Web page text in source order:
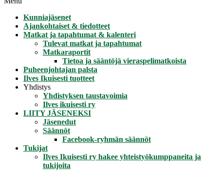
Kunniajäsenet
Ajankohtaiset & tiedotteet
Matkat ja tapahtumat & kalenteri
Tulevat matkat ja tapahtumat
Matkaraportit
Tietoa ja sääntöjä vieraspelimatkoista
Puheenjohtajan palsta
Ilves Ikuisesti tuotteet
Yhdistys
Yhdistyksen taustavoimia
Ilves ikuisesti ry
LIITY JÄSENEKSI
Jäsenedut
Säännöt
Facebook-ryhmän säännöt
Tukijat
Ilves Ikuisesti ry hakee yhteistyökumppaneita ja
tukijoita